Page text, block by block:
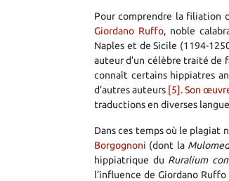
Pour comprendre la filiation
Giordano Ruffo, noble
Naples et de Sicile (1194-
auteur d’un célèbre traité de
connaît certains hippiatres
d’autres auteurs [5] .Son
traductions en diverses
Dans ces temps où le plagiat
Borgognoni (dont la
hippiatrique du Ruralium
l’influence de Giordano